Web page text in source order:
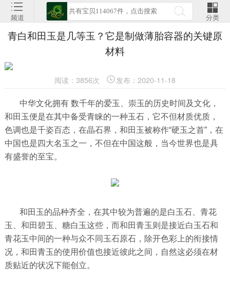
频道 分类
青白和田玉是几等玉？它是制做薄胎容器的关键原
材料
阅读：3856次 发布：2020-11-18
中华文化拥有 数千年的爱玉、崇玉的历史时间及文化，
和田玉便是在其中备受青睐的一种玉石，它不但材质优质，
色调也是千姿百态，在晶石界，和田玉被称作“硬玉之首”，在
中国也是四大名玉之一，不但在中国这般，当今世界也是具
有盛誉的至宝。
和田玉的品种齐全，在其中较为普遍的是白玉石、青花
玉、和田碧玉、糖白玉这些，而和田青玉则是接近白玉石和
青花玉中间的一种与众不同玉石原石，除开色彩上的衔接情
况，和田青玉的使用价值也接近彼此之间，自然这必须在材
质贴近的状况下能创立。